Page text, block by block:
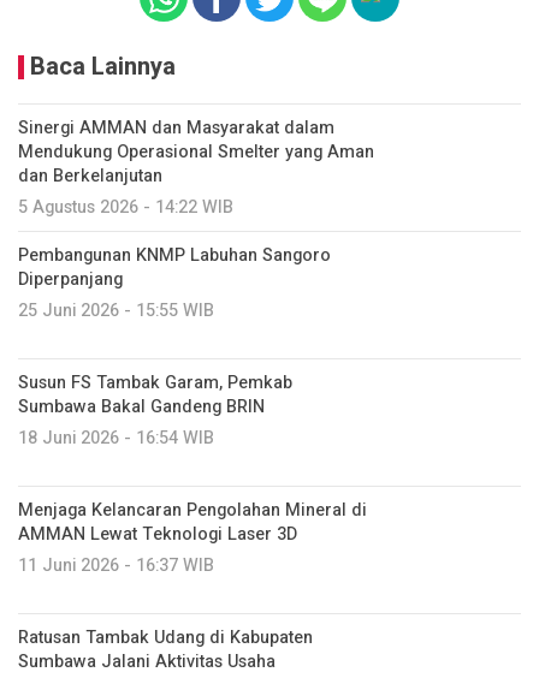
Baca Lainnya
Sinergi AMMAN dan Masyarakat dalam
Mendukung Operasional Smelter yang Aman
dan Berkelanjutan
5 Agustus 2026 - 14:22 WIB
Pembangunan KNMP Labuhan Sangoro
Diperpanjang
25 Juni 2026 - 15:55 WIB
Susun FS Tambak Garam, Pemkab
Sumbawa Bakal Gandeng BRIN
18 Juni 2026 - 16:54 WIB
Menjaga Kelancaran Pengolahan Mineral di
AMMAN Lewat Teknologi Laser 3D
11 Juni 2026 - 16:37 WIB
Ratusan Tambak Udang di Kabupaten
Sumbawa Jalani Aktivitas Usaha